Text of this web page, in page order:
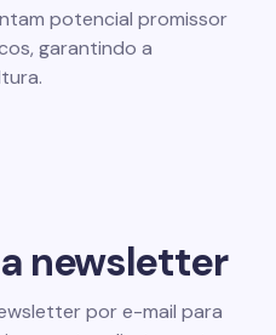
potencial promissor
garantindo a
newsletter
por e-mail para